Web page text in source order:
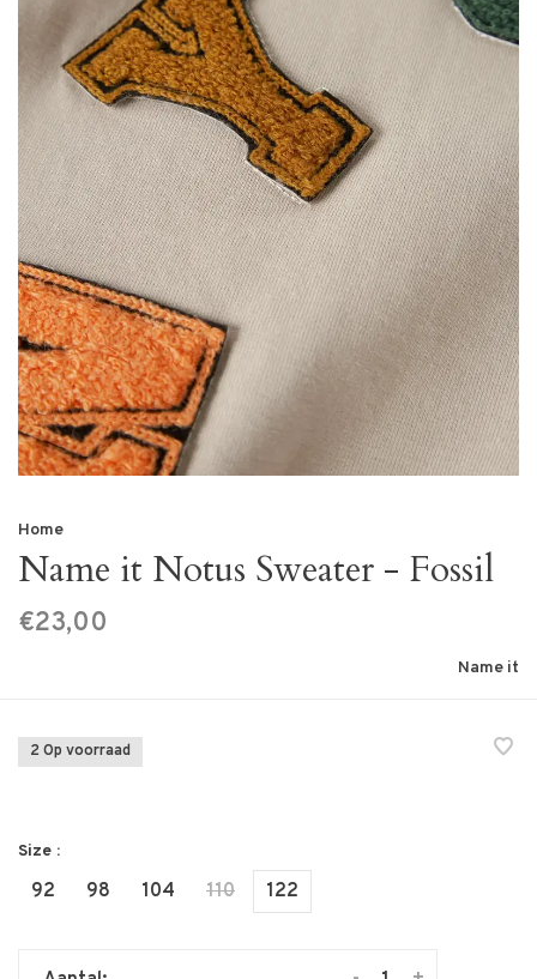
Home
Name it Notus Sweater - Fossil
€23,00
Name it
2 Op voorraad
Size :
92 98 104 110 122